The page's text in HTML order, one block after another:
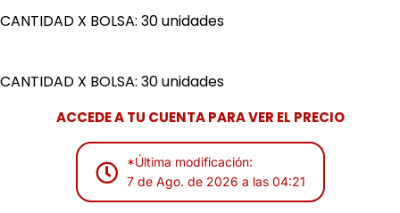
CANTIDAD X BOLSA: 30 unidades
CANTIDAD X BOLSA: 30 unidades
ACCEDE A TU CUENTA PARA VER EL PRECIO
*Última modificación:
7 de Ago. de 2026 a las 04:21